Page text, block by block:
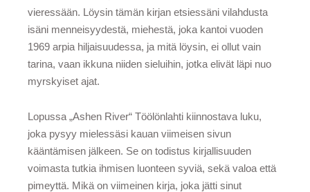
vieressään. Löysin tämän kirjan etsiessäni vilahdusta
isäni menneisyydestä, miehestä, joka kantoi vuoden
1969 arpia hiljaisuudessa, ja mitä löysin, ei ollut vain
tarina, vaan ikkuna niiden sieluihin, jotka elivät läpi nuo
myrskyiset ajat.
Lopussa „Ashen River“ Töölönlahti kiinnostava luku,
joka pysyy mielessäsi kauan viimeisen sivun
kääntämisen jälkeen. Se on todistus kirjallisuuden
voimasta tutkia ihmisen luonteen syviä, sekä valoa että
pimeyttä. Mikä on viimeinen kirja, joka jätti sinut